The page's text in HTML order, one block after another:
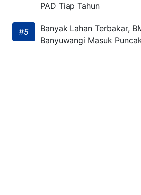
PAD Tiap Tahun
#5
Banyak Lahan Terbakar,
Banyuwangi Masuk